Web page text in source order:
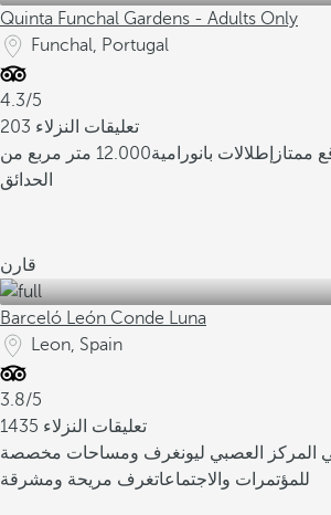
Quinta Funchal Gardens - Adults Only
Funchal, Portugal
4.3/5
203 تعليقات النزلاء
ممتاز إطلالات بانورامية
12.000 متر مربع من
الحدائق
قارن
Barceló León Conde Luna
Leon, Spain
3.8/5
1435 تعليقات النزلاء
المركز العصبي ليونغرف ومساحات مخصصة
للمؤتمرات والاجتماعاتغرف مريحة ومشرقة